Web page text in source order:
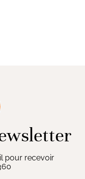
pour recevoir